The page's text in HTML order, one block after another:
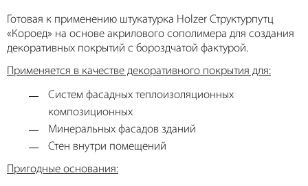
Готовая к применению штукатурка Holzer Структурпутц
«Короед» на основе акрилового сополимера для создания
декоративных покрытий с бороздчатой фактурой.
Применяется в качестве декоративного покрытия для:
Систем фасадных теплоизоляционных
композиционных
Минеральных фасадов зданий
Стен внутри помещений
Пригодные основания: